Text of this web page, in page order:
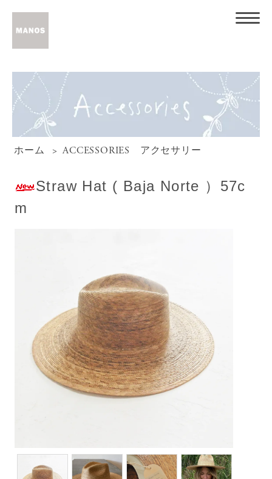
ホーム > ACCESSORIES アクセサリー
Straw Hat ( Baja Norte ）57c
m